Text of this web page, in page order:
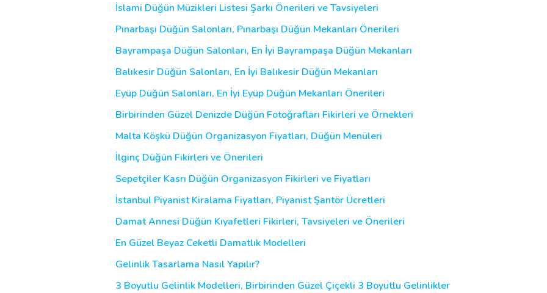
İslami Düğün Müzikleri Listesi Şarkı Önerileri ve Tavsiyeleri
Pınarbaşı Düğün Salonları, Pınarbaşı Düğün Mekanları Önerileri
Bayrampaşa Düğün Salonları, En İyi Bayrampaşa Düğün Mekanları
Balıkesir Düğün Salonları, En İyi Balıkesir Düğün Mekanları
Eyüp Düğün Salonları, En İyi Eyüp Düğün Mekanları Önerileri
Birbirinden Güzel Denizde Düğün Fotoğrafları Fikirleri ve Örnekleri
Malta Köşkü Düğün Organizasyon Fiyatları, Düğün Menüleri
İlginç Düğün Fikirleri ve Önerileri
Sepetçiler Kasrı Düğün Organizasyon Fikirleri ve Fiyatları
İstanbul Piyanist Kiralama Fiyatları, Piyanist Şantör Ücretleri
Damat Annesi Düğün Kıyafetleri Fikirleri, Tavsiyeleri ve Önerileri
En Güzel Beyaz Ceketli Damatlık Modelleri
Gelinlik Tasarlama Nasıl Yapılır?
3 Boyutlu Gelinlik Modelleri, Birbirinden Güzel Çiçekli 3 Boyutlu Gelinlikler